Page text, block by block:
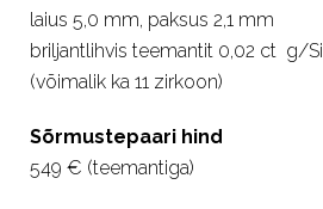
laius 5,0 mm, paksus 2,1 mm
briljantlihvis teemantit 0,02 ct g/Si
(võimalik ka 11 zirkoon)
Sõrmustepaari hind
549 € (teemantiga)